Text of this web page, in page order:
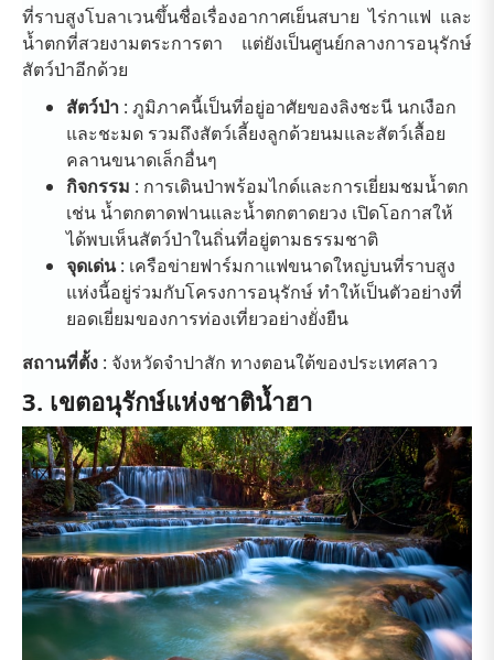
ที่ราบสูงโบลาเวนขึ้นชื่อเรื่องอากาศเย็นสบาย ไร่กาแฟ และ
น้ำตกที่สวยงามตระการตา แต่ยังเป็นศูนย์กลางการอนุรักษ์
สัตว์ป่าอีกด้วย
สัตว์ป่า : ภูมิภาคนี้เป็นที่อยู่อาศัยของลิงชะนี นกเงือก
และชะมด รวมถึงสัตว์เลี้ยงลูกด้วยนมและสัตว์เลื้อย
คลานขนาดเล็กอื่นๆ
กิจกรรม : การเดินป่าพร้อมไกด์และการเยี่ยมชมน้ำตก
เช่น น้ำตกตาดฟานและน้ำตกตาดยวง เปิดโอกาสให้
ได้พบเห็นสัตว์ป่าในถิ่นที่อยู่ตามธรรมชาติ
จุดเด่น: เครือข่ายฟาร์มกาแฟขนาดใหญ่บนที่ราบสูง
แห่งนี้อยู่ร่วมกับโครงการอนุรักษ์ ทำให้เป็นตัวอย่างที่
ยอดเยี่ยมของการท่องเที่ยวอย่างยั่งยืน
สถานที่ตั้ง : จังหวัดจำปาสัก ทางตอนใต้ของประเทศลาว
3. เขตอนุรักษ์แห่งชาติน้ำฮา